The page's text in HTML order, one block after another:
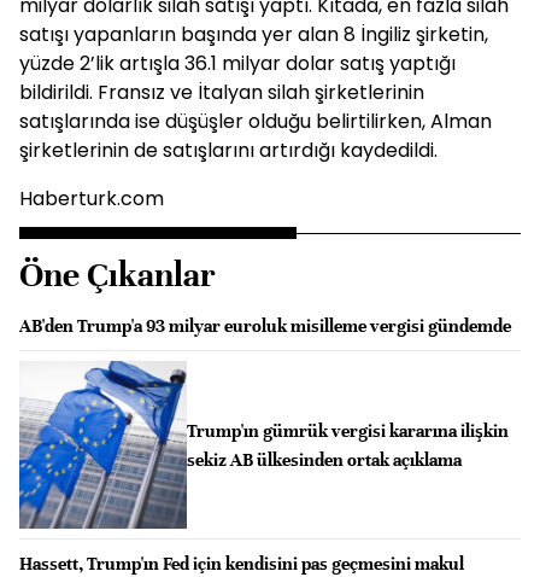
milyar dolarlık silah satışı yaptı. Kıtada, en fazla silah
satışı yapanların başında yer alan 8 İngiliz şirketin,
yüzde 2’lik artışla 36.1 milyar dolar satış yaptığı
bildirildi. Fransız ve İtalyan silah şirketlerinin
satışlarında ise düşüşler olduğu belirtilirken, Alman
şirketlerinin de satışlarını artırdığı kaydedildi.
Haberturk.com
Öne Çıkanlar
AB'den Trump'a 93 milyar euroluk misilleme vergisi gündemde
Trump'ın gümrük vergisi kararına ilişkin
sekiz AB ülkesinden ortak açıklama
Hassett, Trump'ın Fed için kendisini pas geçmesini makul